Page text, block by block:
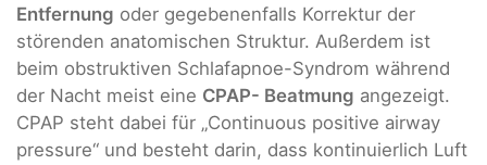
Entfernung oder gegebenenfalls Korrektur der
störenden anatomischen Struktur. Außerdem ist
beim obstruktiven Schlafapnoe-Syndrom während
der Nacht meist eine CPAP- Beatmung angezeigt.
CPAP steht dabei für „Continuous positive airway
pressure“ und besteht darin, dass kontinuierlich Luft